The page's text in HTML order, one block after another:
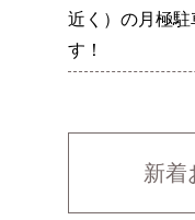
近く）の月極
す！
新着